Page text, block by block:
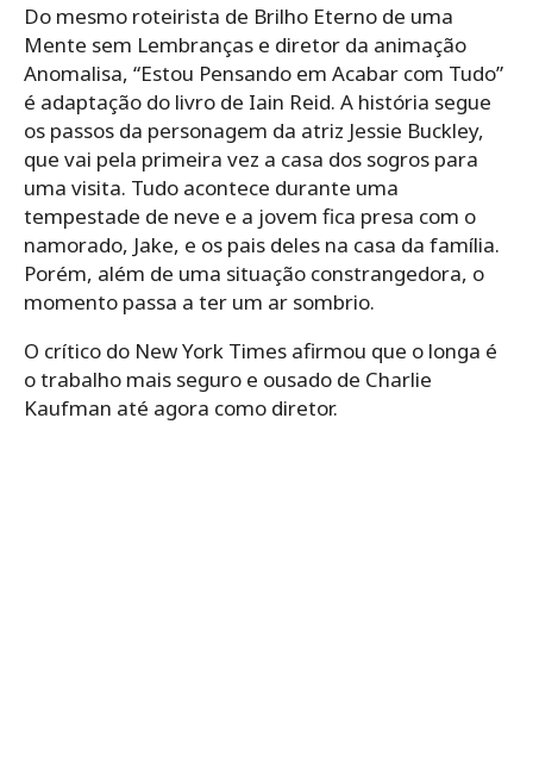
Do mesmo roteirista de Brilho Eterno de uma
Mente sem Lembranças e diretor da animação
Anomalisa, “Estou Pensando em Acabar com Tudo”
é adaptação do livro de Iain Reid. A história segue
os passos da personagem da atriz Jessie Buckley,
que vai pela primeira vez a casa dos sogros para
uma visita. Tudo acontece durante uma
tempestade de neve e a jovem fica presa com o
namorado, Jake, e os pais deles na casa da família.
Porém, além de uma situação constrangedora, o
momento passa a ter um ar sombrio.
O crítico do New York Times afirmou que o longa é
o trabalho mais seguro e ousado de Charlie
Kaufman até agora como diretor.